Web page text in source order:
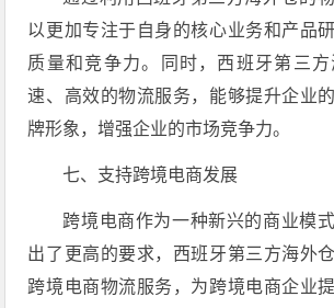
以更加专注于自身的核心业务和产品
质量和竞争力。同时，西班牙第三
速、高效的物流服务，能够提升企业
牌形象，增强企业的市场竞争力。
七、支持跨境电商发展
跨境电商作为一种新兴的商业模
出了更高的要求，西班牙第三方海外
跨境电商物流服务，为跨境电商企业